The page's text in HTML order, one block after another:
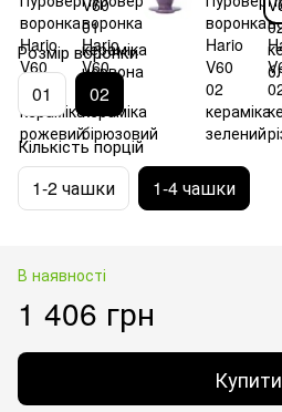
Розмір воронки
01 02
Кількість порцій
1-2 чашки 1-4 чашки
В наявності
1 406 грн
Купити